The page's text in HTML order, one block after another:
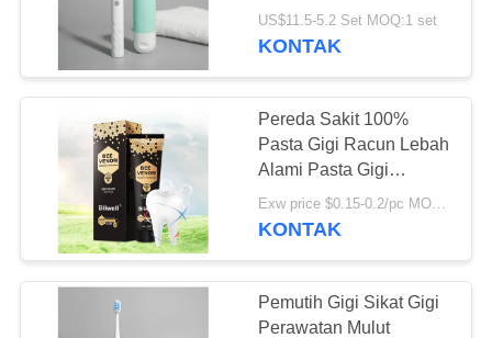
TENTANG
KAMI
PABRIK
KONTROL
KUALITAS
Pasta Gigi Pemutih
Gigi
58
18
IPX7
US$11.5-5.2 Set MOQ:1 set
KONTAK
Pereda Sakit 100%
Pasta Gigi Racun Lebah
Alami Pasta Gigi
Penghilang Bau Mulut
Exw price $0.15-0.2/pc MOQ:500pcs-30000pcs
KONTAK
Pemutih Gigi Sikat Gigi
Perawatan Mulut